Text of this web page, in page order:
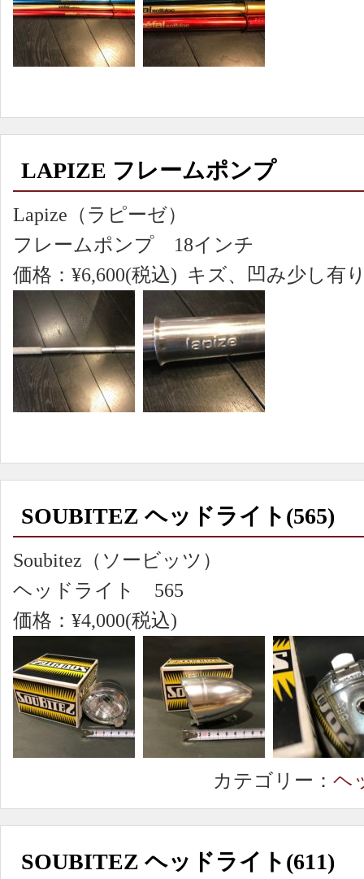
LAPIZE フレームポンプ
Lapize（ラピーゼ）
フレームポンプ 18インチ
価格：¥6,600(税込) キズ、凹み少し有
SOUBITEZ ヘッドライト(565)
Soubitez（ソービッツ）
ヘッドライト 565
価格：¥4,000(税込)
カテゴリー： ヘ
SOUBITEZ ヘッドライト(611)